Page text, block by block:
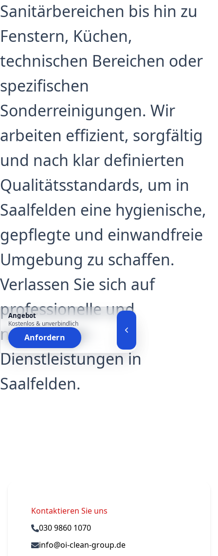
Sanitärbereichen bis hin zu
Fenstern, Küchen,
technischen Bereichen oder
spezifischen
Sonderreinigungen. Wir
arbeiten effizient, sorgfältig
und nach klar definierten
Qualitätsstandards, um in
Saalfelden eine hygienische,
gepflegte und einwandfreie
Umgebung zu schaffen.
Verlassen Sie sich auf
professionelle und
nachhaltige -
Dienstleistungen in
Saalfelden.
Kontaktieren Sie uns
030 9860 1070
info@oi-clean-group.de
Angebot
Kostenlos & unverbindlich
Anfordern